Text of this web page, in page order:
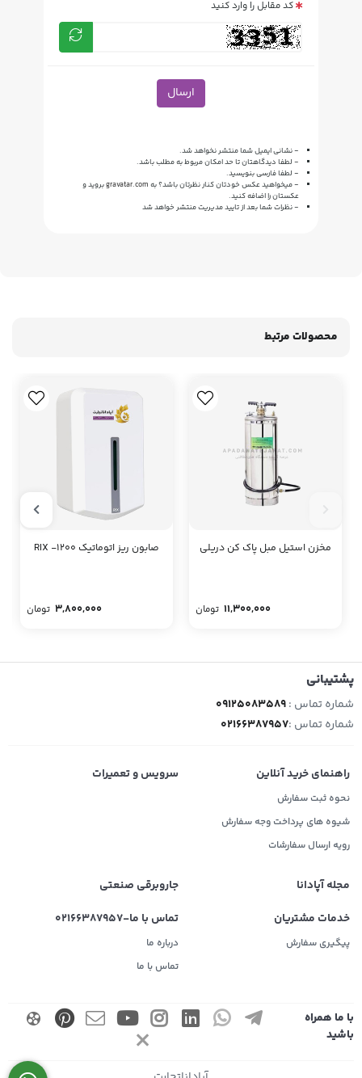
کد مقابل را وارد کنید
ارسال
- نشانی ایمیل شما منتشر نخواهد شد.
- لطفا دیدگاهتان تا حد امکان مربوط به مطلب باشد.
- لطفا فارسی بنویسید.
- میخواهید عکس خودتان کنار نظرتان باشد؟ به gravatar.comبروید و
عکستان را اضافه کنید.
- نظرات شما بعد از تایید مدیریت منتشر خواهد شد
محصولات مرتبط
مخزن استیل مبل پاک کن دریلی
11,300,000 تومان
صابون ریز اتوماتیک RIX -1200
3,800,000 تومان
پشتیبانی
شماره تماس :09125083589
شماره تماس :02166387957
راهنمای خرید آنلاین
نحوه ثبت سفارش
شیوه های پرداخت وجه سفارش
رویه ارسال سفارشات
سرویس و تعمیرات
مجله آپادانا
جاروبرقی صنعتی
خدمات مشتریان
پیگیری سفارش
تماس با ما-02166387957
درباره ما
تماس با ما
با ما همراه
باشید